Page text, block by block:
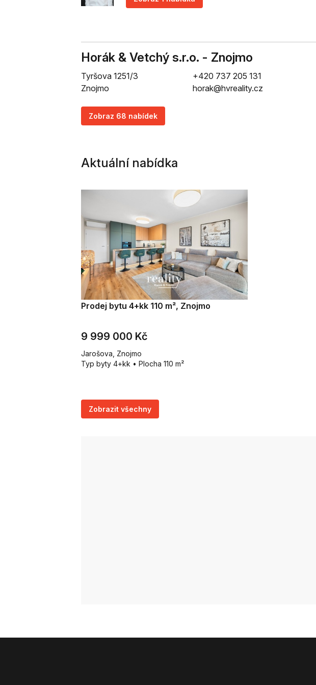
Horák & Vetchý s.r.o. - Znojmo
Tyršova 1251/3
Znojmo
Zobraz 68 nabídek
+420 737 205 131
horak@hvreality.cz
Aktuální nabídka
Prodej bytu 4+kk 110 m², Znojmo
9 999 000 Kč
Jarošova, Znojmo
Typ byty 4+kk • Plocha 110 m²
Zobrazit všechny